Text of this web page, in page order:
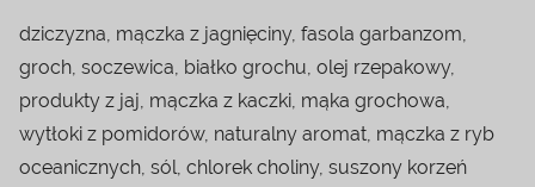
dziczyzna, mączka z jagnięciny, fasola garbanzom,
groch, soczewica, białko grochu, olej rzepakowy,
produkty z jaj, mączka z kaczki, mąka grochowa,
wytłoki z pomidorów, naturalny aromat, mączka z ryb
oceanicznych, sól, chlorek choliny, suszony korzeń